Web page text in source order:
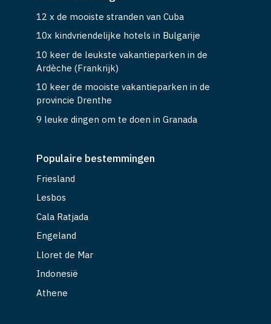
12 x de mooiste stranden van Cuba
10x kindvriendelijke hotels in Bulgarije
10 keer de leukste vakantieparken in de
Ardèche (Frankrijk)
10 keer de mooiste vakantieparken in de
provincie Drenthe
9 leuke dingen om te doen in Granada
Populaire bestemmingen
Friesland
Lesbos
Cala Ratjada
Engeland
Lloret de Mar
Indonesië
Athene